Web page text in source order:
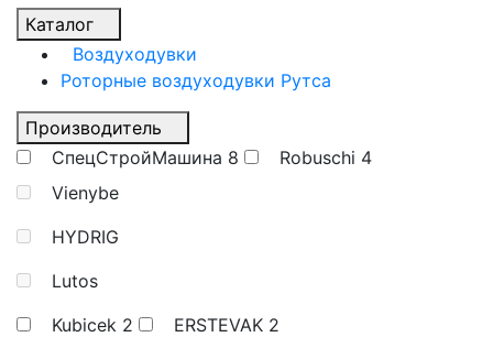
Каталог
Воздуходувки
Роторные воздуходувки Рутса
Производитель
СпецСтройМашина 8 Robuschi 4
Vienybe
HYDRIG
Lutos
Kubicek 2 ERSTEVAK 2